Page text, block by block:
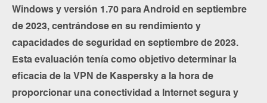
Windows y versión 1.70 para Android en septiembre
de 2023, centrándose en su rendimiento y
capacidades de seguridad en septiembre de 2023.
Esta evaluación tenía como objetivo determinar la
eficacia de la VPN de Kaspersky a la hora de
proporcionar una conectividad a Internet segura y